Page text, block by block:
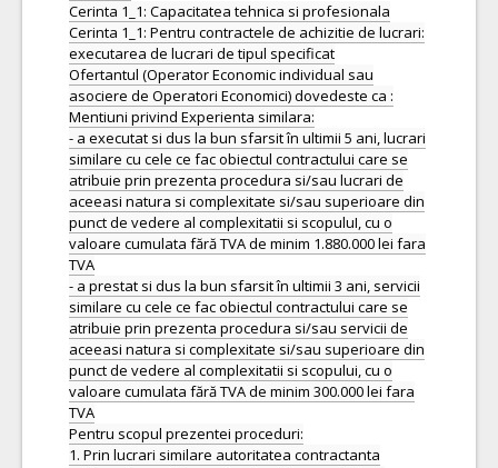
Cerinta 1_1: Capacitatea tehnica si profesionala
Cerinta 1_1: Pentru contractele de achizitie de lucrari:
executarea de lucrari de tipul specificat
Ofertantul (Operator Economic individual sau
asociere de Operatori Economici) dovedeste ca :
Mentiuni privind Experienta similara:
- a executat si dus la bun sfarsit în ultimii 5 ani, lucrari
similare cu cele ce fac obiectul contractului care se
atribuie prin prezenta procedura si/sau lucrari de
aceeasi natura si complexitate si/sau superioare din
punct de vedere al complexitatii si scopuluI, cu o
valoare cumulata fără TVA de minim 1.880.000 lei fara
TVA
- a prestat si dus la bun sfarsit în ultimii 3 ani, servicii
similare cu cele ce fac obiectul contractului care se
atribuie prin prezenta procedura si/sau servicii de
aceeasi natura si complexitate si/sau superioare din
punct de vedere al complexitatii si scopului, cu o
valoare cumulata fără TVA de minim 300.000 lei fara
TVA
Pentru scopul prezentei proceduri:
1. Prin lucrari similare autoritatea contractanta